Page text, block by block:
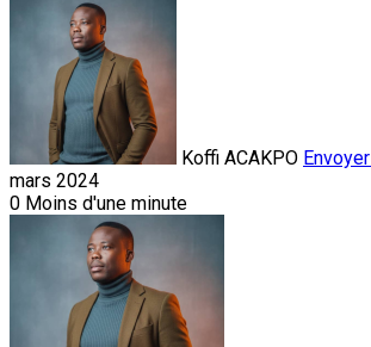
Koffi ACAKPO
mars 2024
0 Moins d'une minute